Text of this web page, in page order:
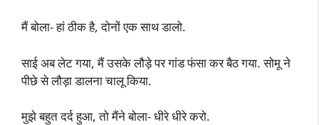
मैं बोला- हां ठीक है, दोनों एक साथ डालो.
साई अब लेट गया, मैं उसके लौड़े पर गांड फंसा कर बैठ गया. सोमू ने
पीछे से लौड़ा डालना चालू किया.
मुझे बहुत दर्द हुआ, तो मैंने बोला- धीरे धीरे करो.